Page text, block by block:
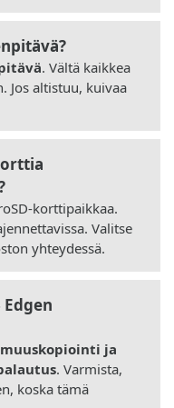
. Vältä kaikkea
Jos altistuu, kuivaa
korttipaikkaa.
Valitse
yhteydessä.
ja
. Varmista,
koska tämä